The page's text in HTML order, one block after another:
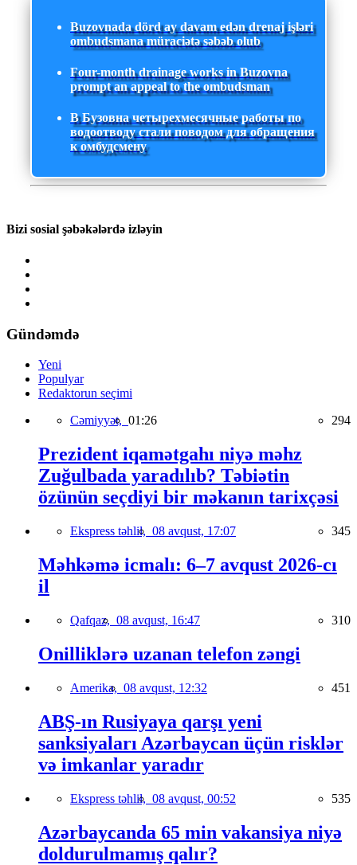
Buzovnada dörd ay davam edən drenaj işləri
ombudsmana müraciətə səbəb olub
Four-month drainage works in Buzovna
prompt an appeal to the ombudsman
В Бузовна четырехмесячные работы по
водоотводу стали поводом для обращения
к омбудсмену
Bizi sosial şəbəkələrdə izləyin
Gündəmdə
Yeni
Populyar
Redaktorun seçimi
Cəmiyyət, 01:26 294
Prezident iqamətgahı niyə məhz
Zuğulbada yaradılıb? Təbiətin
özünün seçdiyi bir məkanın tarixçəsi
Ekspress təhlil, 08 avqust, 17:07 345
Məhkəmə icmalı: 6–7 avqust 2026-cı
il
Qafqaz, 08 avqust, 16:47 310
Onilliklərə uzanan telefon zəngi
Amerika, 08 avqust, 12:32 451
ABŞ-ın Rusiyaya qarşı yeni
sanksiyaları Azərbaycan üçün risklər
və imkanlar yaradır
Ekspress təhlil, 08 avqust, 00:52 535
Azərbaycanda 65 min vakansiya niyə
doldurulmamış qalır?